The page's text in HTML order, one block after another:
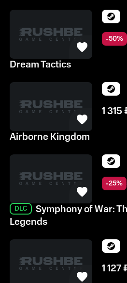
-50%
Dream Tactics
1 315
Airborne Kingdom
-25%
DLC
Symphony of War:
Legends
1 127